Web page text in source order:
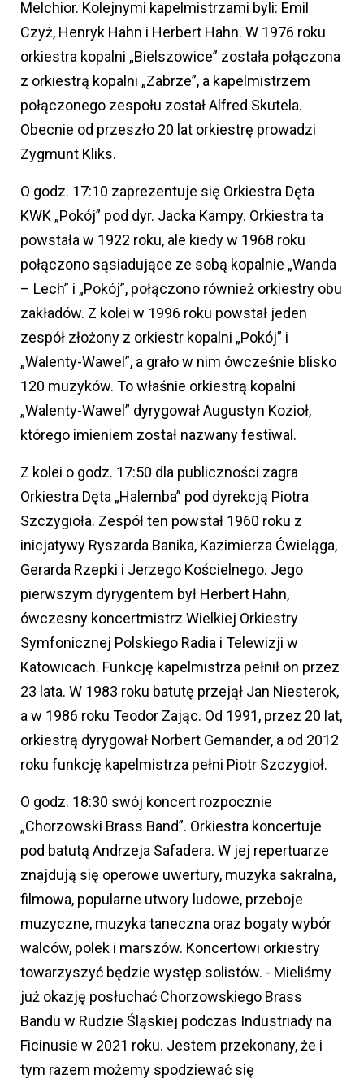
Melchior. Kolejnymi kapelmistrzami byli: Emil
Czyż, Henryk Hahn i Herbert Hahn. W 1976 roku
orkiestra kopalni „Bielszowice” została połączona
z orkiestrą kopalni „Zabrze”, a kapelmistrzem
połączonego zespołu został Alfred Skutela.
Obecnie od przeszło 20 lat orkiestrę prowadzi
Zygmunt Kliks.
O godz. 17:10 zaprezentuje się Orkiestra Dęta
KWK „Pokój” pod dyr. Jacka Kampy. Orkiestra ta
powstała w 1922 roku, ale kiedy w 1968 roku
połączono sąsiadujące ze sobą kopalnie „Wanda
– Lech” i „Pokój”, połączono również orkiestry obu
zakładów. Z kolei w 1996 roku powstał jeden
zespół złożony z orkiestr kopalni „Pokój” i
„Walenty-Wawel”, a grało w nim ówcześnie blisko
120 muzyków. To właśnie orkiestrą kopalni
„Walenty-Wawel” dyrygował Augustyn Kozioł,
którego imieniem został nazwany festiwal.
Z kolei o godz. 17:50 dla publiczności zagra
Orkiestra Dęta „Halemba” pod dyrekcją Piotra
Szczygioła. Zespół ten powstał 1960 roku z
inicjatywy Ryszarda Banika, Kazimierza Ćwieląga,
Gerarda Rzepki i Jerzego Kościelnego. Jego
pierwszym dyrygentem był Herbert Hahn,
ówczesny koncertmistrz Wielkiej Orkiestry
Symfonicznej Polskiego Radia i Telewizji w
Katowicach. Funkcję kapelmistrza pełnił on przez
23 lata. W 1983 roku batutę przejął Jan Niesterok,
a w 1986 roku Teodor Zając. Od 1991, przez 20 lat,
orkiestrą dyrygował Norbert Gemander, a od 2012
roku funkcję kapelmistrza pełni Piotr Szczygioł.
O godz. 18:30 swój koncert rozpocznie
„Chorzowski Brass Band”. Orkiestra koncertuje
pod batutą Andrzeja Safadera. W jej repertuarze
znajdują się operowe uwertury, muzyka sakralna,
filmowa, popularne utwory ludowe, przeboje
muzyczne, muzyka taneczna oraz bogaty wybór
walców, polek i marszów. Koncertowi orkiestry
towarzyszyć będzie występ solistów. - Mieliśmy
już okazję posłuchać Chorzowskiego Brass
Bandu w Rudzie Śląskiej podczas Industriady na
Ficinusie w 2021 roku. Jestem przekonany, że i
tym razem możemy spodziewać się